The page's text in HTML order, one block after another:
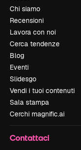
Chi siamo
Recensioni
Lavora con noi
Cerca tendenze
Blog
Eventi
Slidesgo
Vendi i tuoi contenuti
Sala stampa
Cerchi magnific.ai
Contattaci